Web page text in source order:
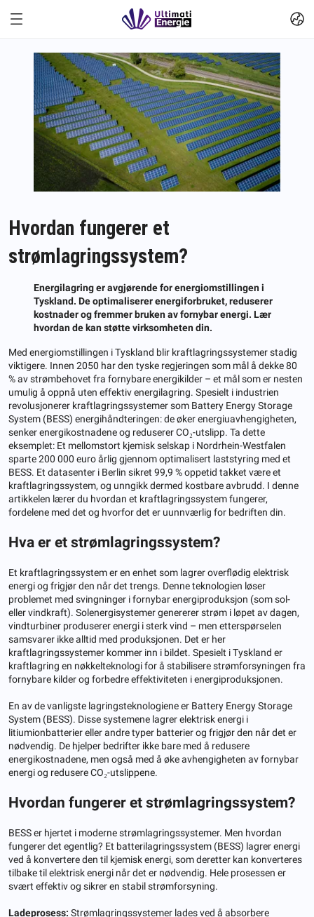
Hvordan fungerer et
strømlagringssystem?
Energilagring er avgjørende for energiomstillingen i
Tyskland. De optimaliserer energiforbruket, reduserer
kostnader og fremmer bruken av fornybar energi. Lær
hvordan de kan støtte virksomheten din.
Med energiomstillingen i Tyskland blir kraftlagringssystemer stadig
viktigere. Innen 2050 har den tyske regjeringen som mål å dekke 80
% av strømbehovet fra fornybare energikilder – et mål som er nesten
umulig å oppnå uten effektiv energilagring. Spesielt i industrien
revolusjonerer kraftlagringssystemer som Battery Energy Storage
System (BESS) energihåndteringen: de øker energiuavhengigheten,
senker energikostnadene og reduserer CO₂-utslipp. Ta dette
eksemplet: Et mellomstort kjemisk selskap i Nordrhein-Westfalen
sparte 200 000 euro årlig gjennom optimalisert laststyring med et
BESS. Et datasenter i Berlin sikret 99,9 % oppetid takket være et
kraftlagringssystem, og unngikk dermed kostbare avbrudd. I denne
artikkelen lærer du hvordan et kraftlagringssystem fungerer,
fordelene med det og hvorfor det er uunnværlig for bedriften din.
Hva er et strømlagringssystem?
Et kraftlagringssystem er en enhet som lagrer overflødig elektrisk
energi og frigjør den når det trengs. Denne teknologien løser
problemet med svingninger i fornybar energiproduksjon (som sol-
eller vindkraft). Solenergisystemer genererer strøm i løpet av dagen,
vindturbiner produserer energi i sterk vind – men etterspørselen
samsvarer ikke alltid med produksjonen. Det er her
kraftlagringssystemer kommer inn i bildet. Spesielt i Tyskland er
kraftlagring en nøkkelteknologi for å stabilisere strømforsyningen fra
fornybare kilder og forbedre effektiviteten i energiproduksjonen.
En av de vanligste lagringsteknologiene er Battery Energy Storage
System (BESS). Disse systemene lagrer elektrisk energi i
litiumionbatterier eller andre typer batterier og frigjør den når det er
nødvendig. De hjelper bedrifter ikke bare med å redusere
energikostnadene, men også med å øke avhengigheten av fornybar
energi og redusere CO₂-utslippene.
Hvordan fungerer et strømlagringssystem?
BESS er hjertet i moderne strømlagringssystemer. Men hvordan
fungerer det egentlig? Et batterilagringssystem (BESS) lagrer energi
ved å konvertere den til kjemisk energi, som deretter kan konverteres
tilbake til elektrisk energi når det er nødvendig. Hele prosessen er
svært effektiv og sikrer en stabil strømforsyning.
Ladeprosess: Strømlagringssystemer lades ved å absorbere